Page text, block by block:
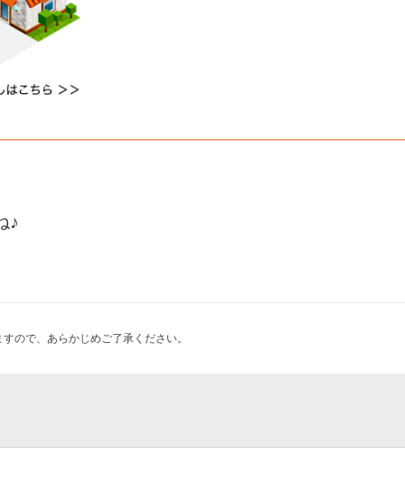
♪
ので、あらかじめご了承ください。